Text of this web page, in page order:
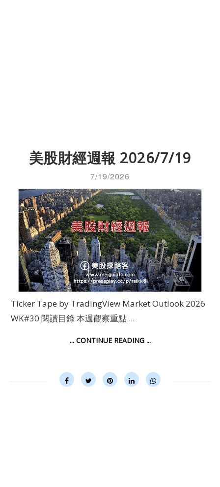
美股財經週報 2026/7/19
7/19/2026
Ticker Tape by TradingView Market Outlook 2026
WK#30 閱讀目錄 本週觀察重點 ...
... CONTINUE READING ...